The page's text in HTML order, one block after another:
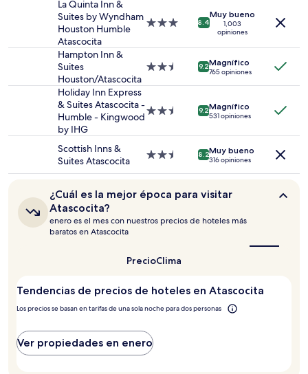
Los
la
disponibilidad
a
términos
estrellas
La Quinta Inn &
Suites by Wyndham
Houston Humble
Atascocita
Propiedad
3.0
estrellas
8.4
Muy bueno
1,003
opiniones
Hampton Inn &
Suites
Houston/Atascocita
Propiedad
estrellas
9.2Magnífico
765 opiniones
Holiday Inn Express
& Suites Atascocita -
Humble - Kingwood
by IHG
Propiedad
2.5
estrellas
9.2Magnífico
531 opiniones
Scottish Inns &
Suites Atascocita
Propiedad
estrellas
8.2Muy bueno
316 opiniones
¿Cuál
es
la
mejor
época
¿Cuál es la mejor época para visitar
Atascocita?
enero es el mes con nuestros precios de hoteles más
baratos en Atascocita
PrecioClima
Tendencias de precios de hoteles en Atascocita
Los precios se basan en tarifas de una sola noche para dos personas
Ver propiedades en enero